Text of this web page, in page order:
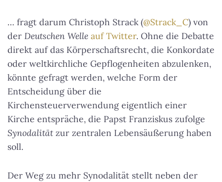
… fragt darum Christoph Strack (@Strack_C) von
der Deutschen Welle auf Twitter. Ohne die Debatte
direkt auf das Körperschaftsrecht, die Konkordate
oder weltkirchliche Gepflogenheiten abzulenken,
könnte gefragt werden, welche Form der
Entscheidung über die
Kirchensteuerverwendung eigentlich einer
Kirche entspräche, die Papst Franziskus zufolge
Synodalitätzur zentralen Lebensäußerung haben
soll.
Der Weg zu mehr Synodalität stellt neben der